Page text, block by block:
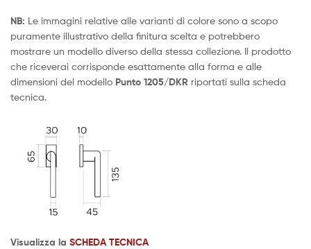
NB: Le immagini relative alle varianti di colore sono a scopo
puramente illustrativo della finitura scelta e potrebbero
mostrare un modello diverso della stessa collezione. Il prodotto
che riceverai corrisponde esattamente alla forma e alle
dimensioni del modello Punto 1205/DKR riportati sulla scheda
tecnica.
Visualizza la SCHEDA TECNICA